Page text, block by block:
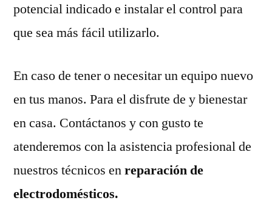
potencial indicado e instalar el control para
que sea más fácil utilizarlo.
En caso de tener o necesitar un equipo nuevo
en tus manos. Para el disfrute de y bienestar
en casa. Contáctanos y con gusto te
atenderemos con la asistencia profesional de
nuestros técnicos enreparación de
electrodomésticos.